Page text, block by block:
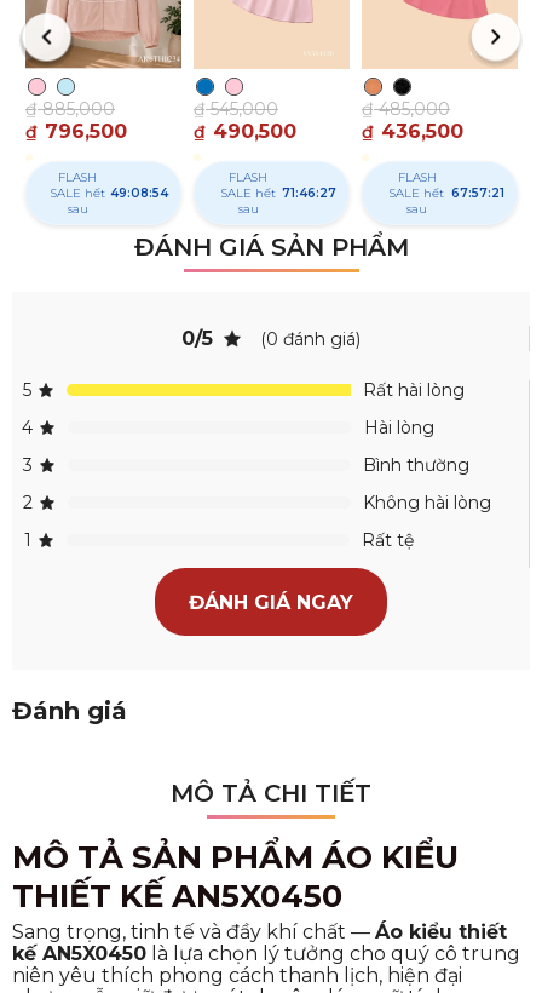
₫ 796,500
₫885,000
FLASH
SALE hết
sau
49:08:53
₫ 490,500
₫545,000
FLASH
SALE hết
sau
71:46:26
₫ 436,500
₫485,000
FLASH
SALE hết
sau
67:57:20
ĐÁNH GIÁ SẢN PHẨM
(0 đánh giá)
0/5
5
Rất hài lòng
4
Hài lòng
3
Bình thường
2
Không hài lòng
1
Rất tệ
ĐÁNH GIÁ NGAY
Đánh giá
MÔ TẢ CHI TIẾT
MÔ TẢ SẢN PHẨM ÁO KIỂU
THIẾT KẾ AN5X0450
Sang trọng, tinh tế và đầy khí chất — Áo kiểu thiết
kế AN5X0450 là lựa chọn lý tưởng cho quý cô trung
niên yêu thích phong cách thanh lịch, hiện đại